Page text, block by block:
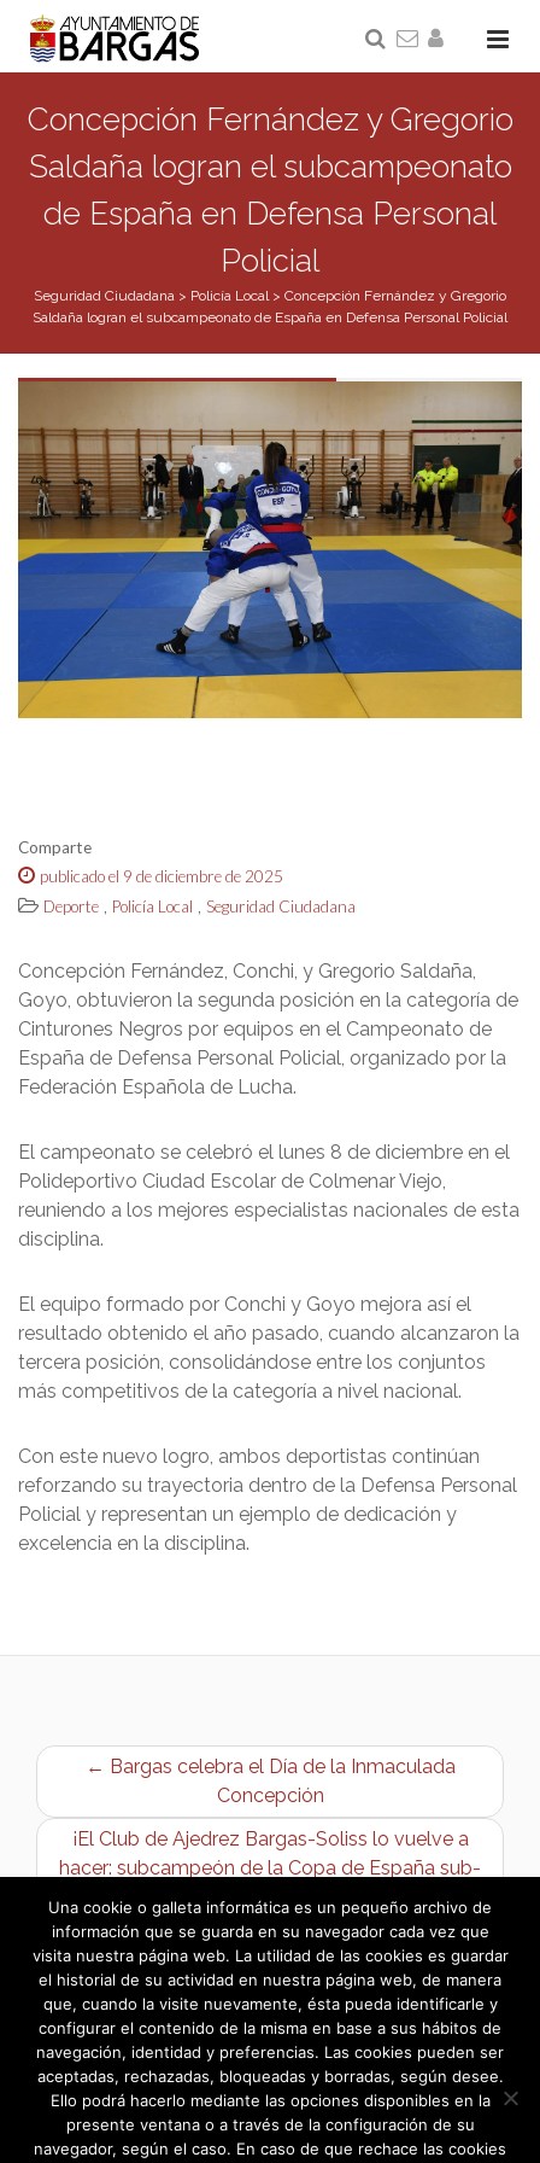
Concepción Fernández y Gregorio
Saldaña logran el subcampeonato
de España en Defensa Personal
Policial
Seguridad Ciudadana > Policía Local> Concepción Fernández y Gregorio
Saldaña logran el subcampeonato de España en Defensa Personal Policial
Comparte
publicado el 9 de diciembre de 2025
Deporte , Policía Local , Seguridad Ciudadana
Concepción Fernández, Conchi, y Gregorio Saldaña,
Goyo, obtuvieron la segunda posición en la categoría de
Cinturones Negros por equipos en el Campeonato de
España de Defensa Personal Policial, organizado por la
Federación Española de Lucha.
El campeonato se celebró el lunes 8 de diciembre en el
Polideportivo Ciudad Escolar de Colmenar Viejo,
reuniendo a los mejores especialistas nacionales de esta
disciplina.
El equipo formado por Conchi y Goyo mejora así el
resultado obtenido el año pasado, cuando alcanzaron la
tercera posición, consolidándose entre los conjuntos
más competitivos de la categoría a nivel nacional.
Con este nuevo logro, ambos deportistas continúan
reforzando su trayectoria dentro de la Defensa Personal
Policial y representan un ejemplo de dedicación y
excelencia en la disciplina.
← Bargas celebra el Día de la Inmaculada
Concepción
¡El Club de Ajedrez Bargas-Soliss lo vuelve a
hacer: subcampeón de la Copa de España sub-
16! →
Una cookie o galleta informática es un pequeño archivo de
información que se guarda en su navegador cada vez que
visita nuestra página web. La utilidad de las cookies es guardar
el historial de su actividad en nuestra página web, de manera
que, cuando la visite nuevamente, ésta pueda identificarle y
configurar el contenido de la misma en base a sus hábitos de
navegación, identidad y preferencias. Las cookies pueden ser
aceptadas, rechazadas, bloqueadas y borradas, según desee.
Ello podrá hacerlo mediante las opciones disponibles en la
presente ventana o a través de la configuración de su
navegador, según el caso. En caso de que rechace las cookies